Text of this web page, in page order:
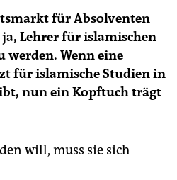
für Absolventen
Lehrer für islamischen
Wenn eine
für islamische Studien in
nun ein Kopftuch trägt
will, muss sie sich